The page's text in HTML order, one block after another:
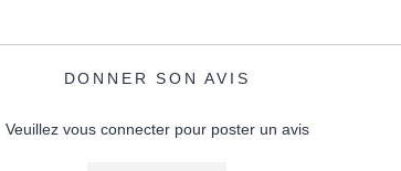
DONNER SON AVIS
Veuillez vous connecter pour poster un avis